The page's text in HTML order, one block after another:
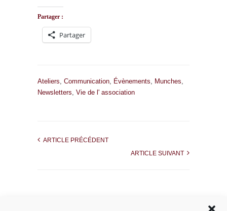
Partager :
Partager
Ateliers, Communication, Évènements, Munches,
Newsletters, Vie de l' association
ARTICLE PRÉCÉDENT
ARTICLE SUIVANT